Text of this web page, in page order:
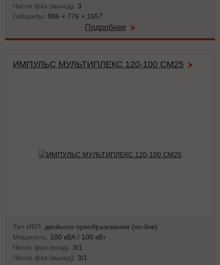
Число фаз (выход): 3
Габариты: 886 × 776 × 1657
Подробнее
ИМПУЛЬС МУЛЬТИПЛЕКС 120-100 СМ25
Тип ИБП: двойного преобразования (on-line)
Мощность: 100 кВА / 100 кВт
Число фаз (вход): 3/1
Число фаз (выход): 3/1